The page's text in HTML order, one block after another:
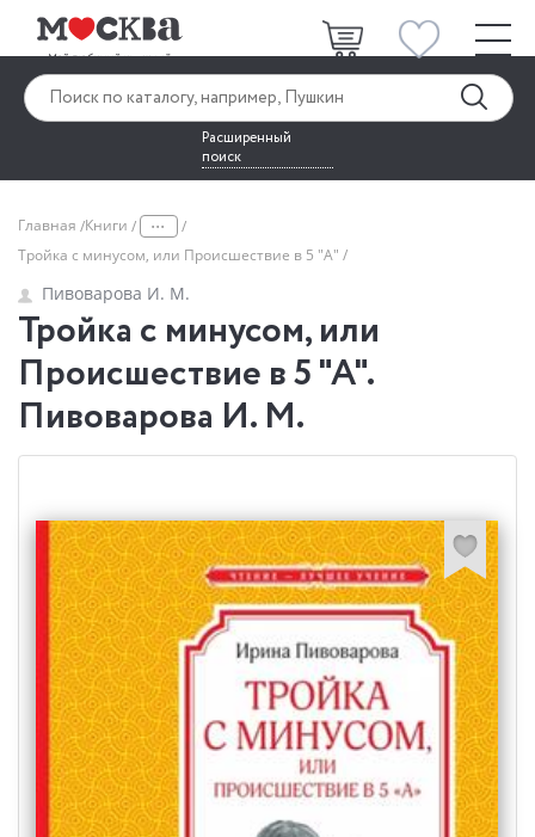
Расширенный
поиск
Главная Книги ...
Тройка с минусом, или Происшествие в 5 "А"
Пивоварова И. М.
Тройка с минусом, или
Происшествие в 5 "А".
Пивоварова И. М.